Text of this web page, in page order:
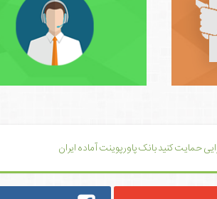
حمایت کنید بانک پاورپوینت آماده ایران